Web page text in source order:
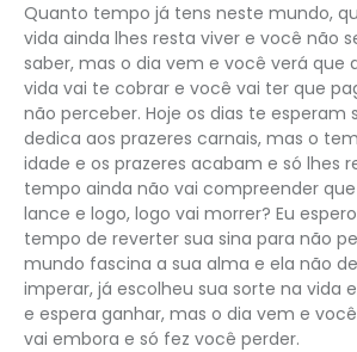
Quanto tempo já tens neste mundo,
vida ainda lhes resta viver e você não
saber, mas o dia vem e você verá que
vida vai te cobrar e você vai ter que
não perceber. Hoje os dias te esperam
dedica aos prazeres carnais, mas o
idade e os prazeres acabam e só lhes
tempo ainda não vai compreender
lance e logo, logo vai morrer? Eu
tempo de reverter sua sina para não
mundo fascina a sua alma e ela não
imperar, já escolheu sua sorte na vida
e espera ganhar, mas o dia vem e
vai embora e só fez você perder.